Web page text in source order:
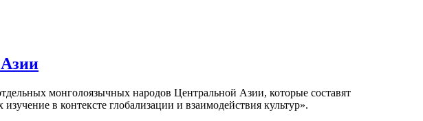
монголоязычных народов Центральной Азии, которые составят
в контексте глобализации и взаимодействия культур».